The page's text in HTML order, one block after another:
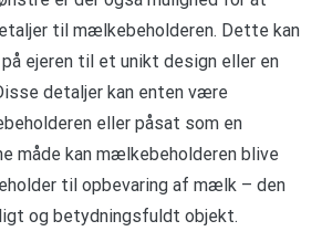
til mælkebeholderen. Dette kan
ejeren til et unikt design eller en
detaljer kan enten være
eller påsat som en
måde kan mælkebeholderen blive
til opbevaring af mælk – den
og betydningsfuldt objekt.